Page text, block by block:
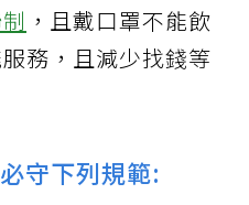
，且戴口罩不能飲
務，且減少找錢等
守下列規範: